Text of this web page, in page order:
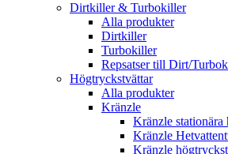
Dirtkiller & Turbokiller
Alla produkter
Dirtkiller
Turbokiller
Repsatser till Dirt/
Högtryckstvättar
Alla produkter
Kränzle
Kränzle stationära
Kränzle
Kränzle